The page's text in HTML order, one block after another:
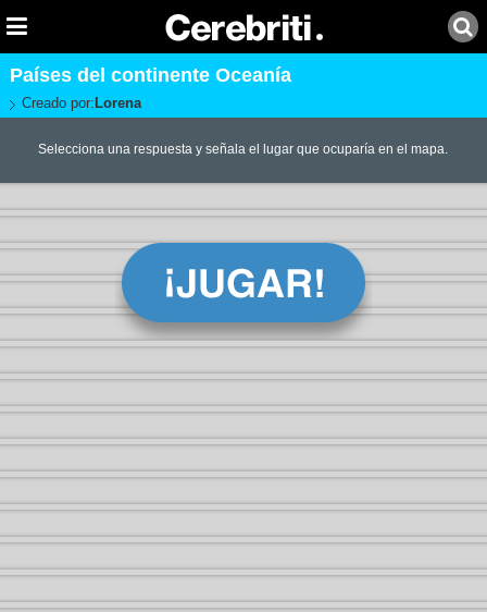
Países del continente Oceanía
Creado por: Lorena
Selecciona una respuesta y señala el lugar que ocuparía en el mapa.